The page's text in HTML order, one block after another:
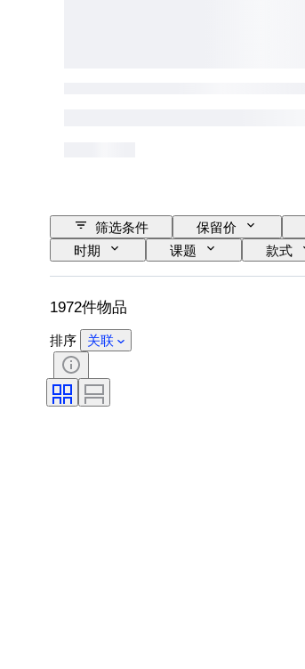
筛选条件 保留价
时期
课题 款式
录像机类型
望远镜类型
1972件物品
排序 关联